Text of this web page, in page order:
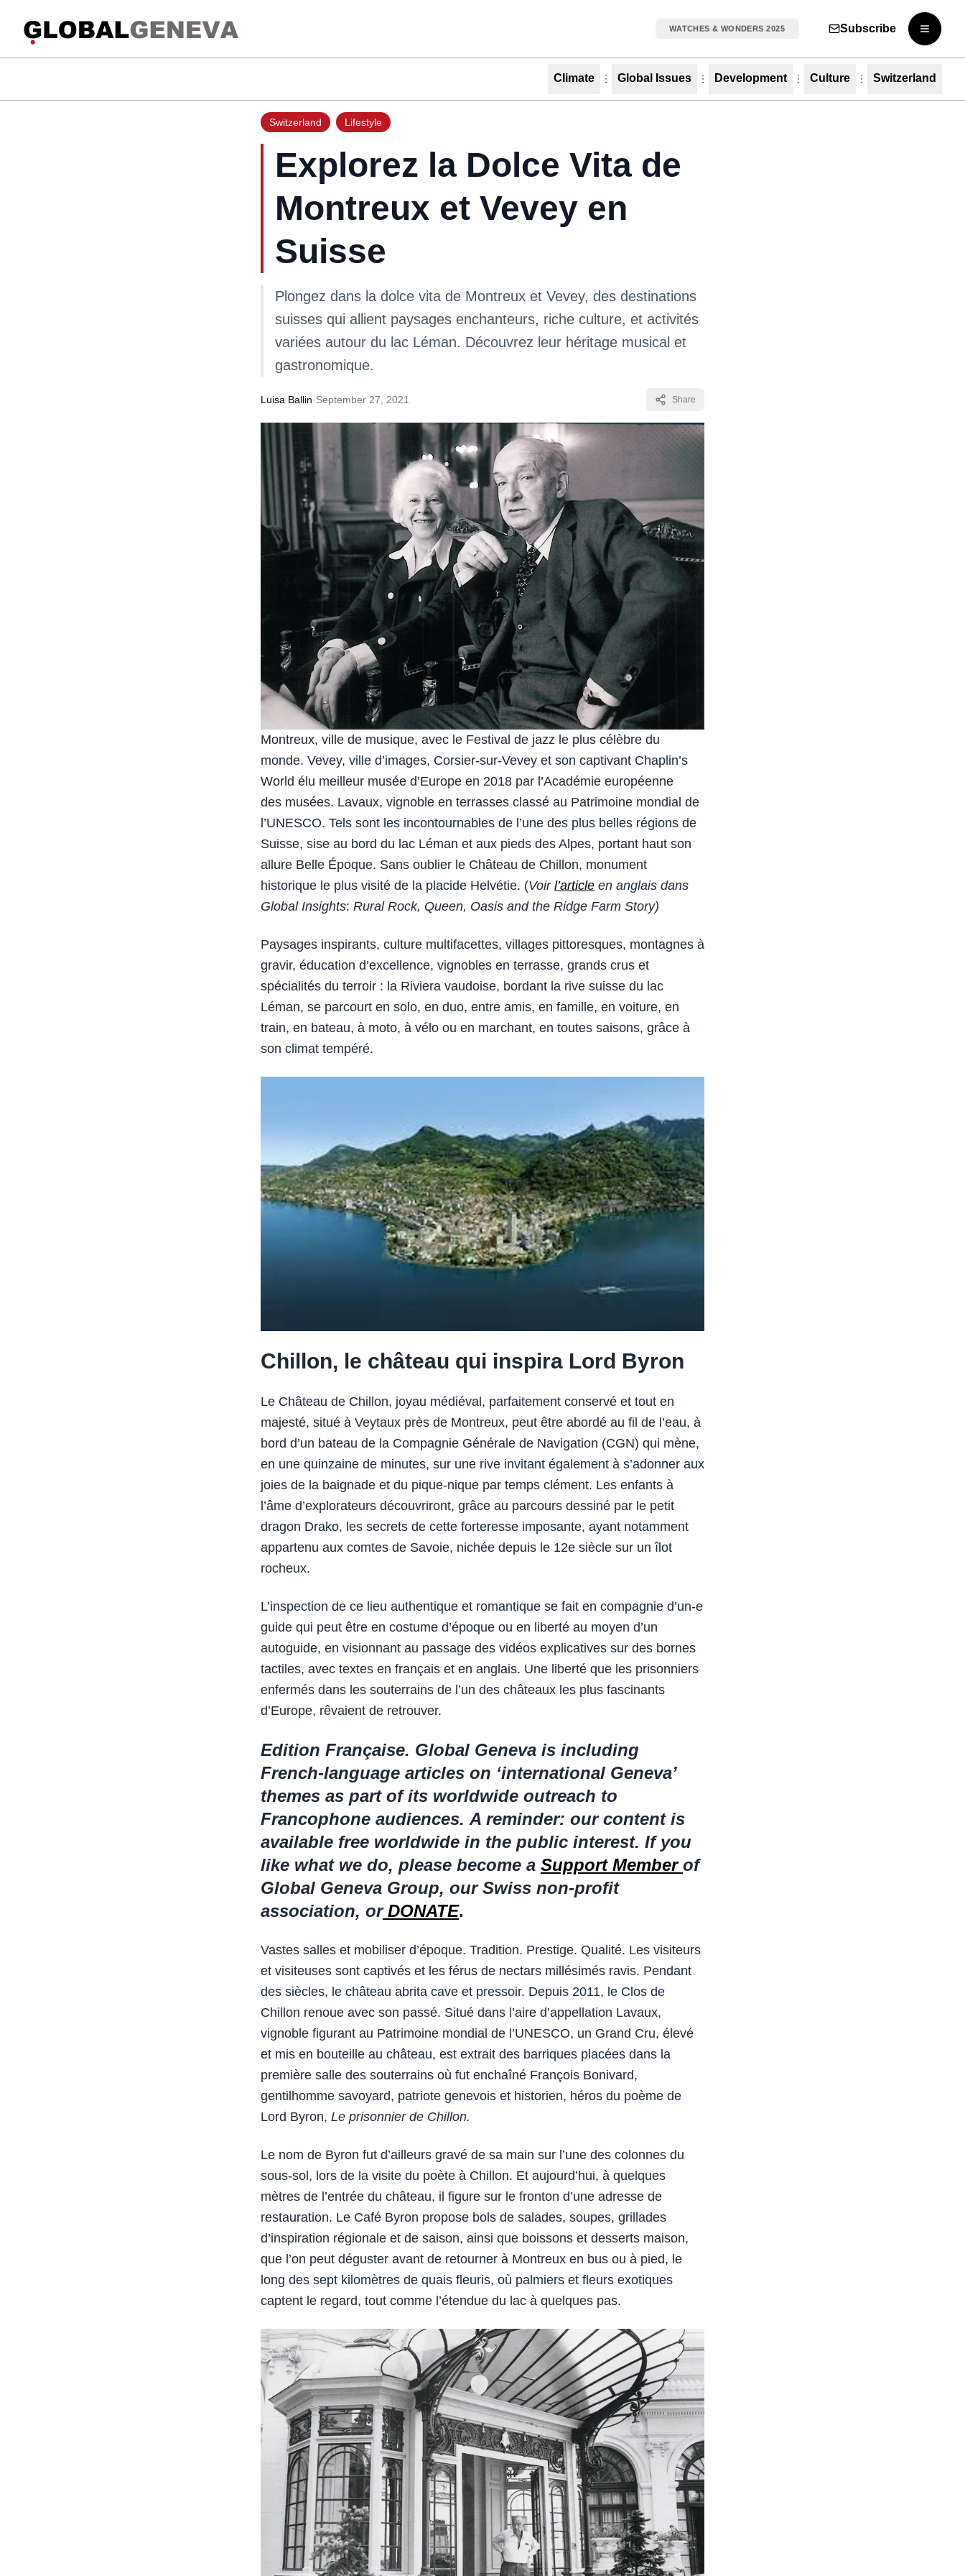
WATCHES & WONDERS 2025 Subscribe
Open
Climate Global Issues Development Culture Switzerland
Switzerland Lifestyle
Explorez la Dolce Vita de
Montreux et Vevey en
Suisse
Plongez dans la dolce vita de Montreux et Vevey, des destinations
suisses qui allient paysages enchanteurs, riche culture, et activités
variées autour du lac Léman. Découvrez leur héritage musical et
gastronomique.
Luisa Ballin·September 27, 2021 Share
Montreux, ville de musique, avec le Festival de jazz le plus célèbre du
monde. Vevey, ville d’images, Corsier-sur-Vevey et son captivant Chaplin’s
World élu meilleur musée d’Europe en 2018 par l’Académie européenne
des musées. Lavaux, vignoble en terrasses classé au Patrimoine mondial de
l’UNESCO. Tels sont les incontournables de l’une des plus belles régions de
Suisse, sise au bord du lac Léman et aux pieds des Alpes, portant haut son
allure Belle Époque. Sans oublier le Château de Chillon, monument
historique le plus visité de la placide Helvétie. (Voir l’article en anglais dans
Global Insights: Rural Rock, Queen, Oasis and the Ridge Farm Story)
Paysages inspirants, culture multifacettes, villages pittoresques, montagnes à
gravir, éducation d’excellence, vignobles en terrasse, grands crus et
spécialités du terroir : la Riviera vaudoise, bordant la rive suisse du lac
Léman, se parcourt en solo, en duo, entre amis, en famille, en voiture, en
train, en bateau, à moto, à vélo ou en marchant, en toutes saisons, grâce à
son climat tempéré.
Chillon, le château qui inspira Lord Byron
Le Château de Chillon, joyau médiéval, parfaitement conservé et tout en
majesté, situé à Veytaux près de Montreux, peut être abordé au fil de l’eau, à
bord d’un bateau de la Compagnie Générale de Navigation (CGN) qui mène,
en une quinzaine de minutes, sur une rive invitant également à s’adonner aux
joies de la baignade et du pique-nique par temps clément. Les enfants à
l’âme d’explorateurs découvriront, grâce au parcours dessiné par le petit
dragon Drako, les secrets de cette forteresse imposante, ayant notamment
appartenu aux comtes de Savoie, nichée depuis le 12e siècle sur un îlot
rocheux.
L’inspection de ce lieu authentique et romantique se fait en compagnie d’un-e
guide qui peut être en costume d’époque ou en liberté au moyen d’un
autoguide, en visionnant au passage des vidéos explicatives sur des bornes
tactiles, avec textes en français et en anglais. Une liberté que les prisonniers
enfermés dans les souterrains de l’un des châteaux les plus fascinants
d’Europe, rêvaient de retrouver.
Edition Française. Global Geneva is including
French-language articles on ‘international Geneva’
themes as part of its worldwide outreach to
Francophone audiences. A reminder: our content is
available free worldwide in the public interest. If you
like what we do, please become a Support Memberof
Global Geneva Group, our Swiss non-profit
association, orDONATE.
Vastes salles et mobiliser d’époque. Tradition. Prestige. Qualité. Les visiteurs
et visiteuses sont captivés et les férus de nectars millésimés ravis. Pendant
des siècles, le château abrita cave et pressoir. Depuis 2011, le Clos de
Chillon renoue avec son passé. Situé dans l’aire d’appellation Lavaux,
vignoble figurant au Patrimoine mondial de l’UNESCO, un Grand Cru, élevé
et mis en bouteille au château, est extrait des barriques placées dans la
première salle des souterrains où fut enchaîné François Bonivard,
gentilhomme savoyard, patriote genevois et historien, héros du poème de
Lord Byron, Le prisonnier de Chillon.
Le nom de Byron fut d’ailleurs gravé de sa main sur l’une des colonnes du
sous-sol, lors de la visite du poète à Chillon. Et aujourd’hui, à quelques
mètres de l’entrée du château, il figure sur le fronton d’une adresse de
restauration. Le Café Byron propose bols de salades, soupes, grillades
d’inspiration régionale et de saison, ainsi que boissons et desserts maison,
que l’on peut déguster avant de retourner à Montreux en bus ou à pied, le
long des sept kilomètres de quais fleuris, où palmiers et fleurs exotiques
captent le regard, tout comme l’étendue du lac à quelques pas.